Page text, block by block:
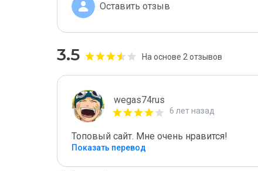
Оставить отзыв
3.5 На основе 2 отзывов
wegas74rus
6 лет назад
Топовый сайт. Мне очень нравится!
Показать перевод